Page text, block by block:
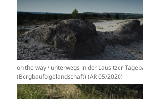
on the way / unterwegs in der Lausitzer
(Bergbaufolgelandschaft) (AR 05/2020)